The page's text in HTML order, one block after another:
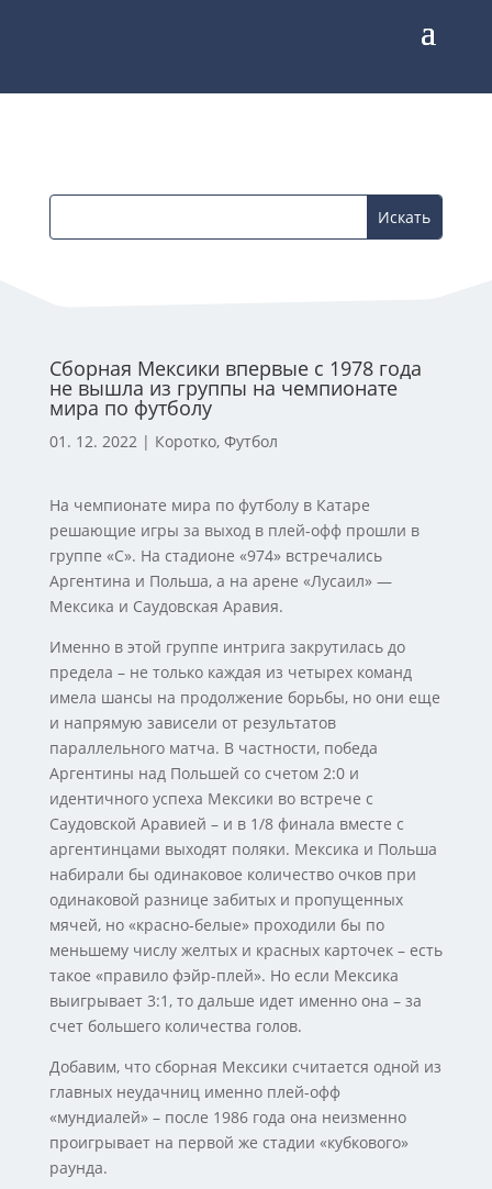
Сборная Мексики впервые с 1978 года
не вышла из группы на чемпионате
мира по футболу
01. 12. 2022| Коротко, Футбол
На чемпионате мира по футболу в Катаре
решающие игры за выход в плей-офф прошли в
группе «С». На стадионе «974» встречались
Аргентина и Польша, а на арене «Лусаил» —
Мексика и Саудовская Аравия.
Именно в этой группе интрига закрутилась до
предела – не только каждая из четырех команд
имела шансы на продолжение борьбы, но они еще
и напрямую зависели от результатов
параллельного матча. В частности, победа
Аргентины над Польшей со счетом 2:0 и
идентичного успеха Мексики во встрече с
Саудовской Аравией – и в 1/8 финала вместе с
аргентинцами выходят поляки. Мексика и Польша
набирали бы одинаковое количество очков при
одинаковой разнице забитых и пропущенных
мячей, но «красно-белые» проходили бы по
меньшему числу желтых и красных карточек – есть
такое «правило фэйр-плей». Но если Мексика
выигрывает 3:1, то дальше идет именно она – за
счет большего количества голов.
Добавим, что сборная Мексики считается одной из
главных неудачниц именно плей-офф
«мундиалей» – после 1986 года она неизменно
проигрывает на первой же стадии «кубкового»
раунда.